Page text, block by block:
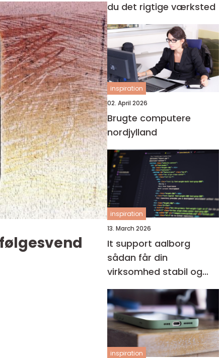
du det rigtige værksted
inspiration
02. April 2026
Brugte computere
nordjylland
inspiration
13. March 2026
It support aalborg
sådan får din
virksomhed stabil og
sikker it-drift
inspiration